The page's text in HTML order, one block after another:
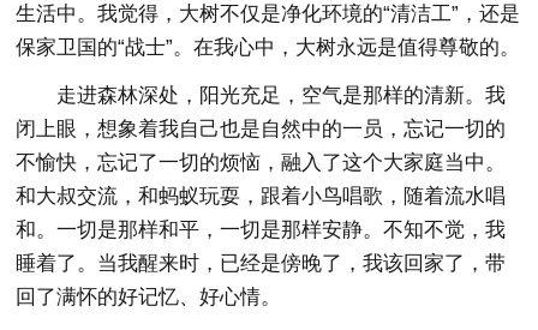
生活中。我觉得，大树不仅是净化环境的“清洁工”，还是
保家卫国的“战士”。在我心中，大树永远是值得尊敬的。
走进森林深处，阳光充足，空气是那样的清新。我
闭上眼，想象着我自己也是自然中的一员，忘记一切的
不愉快，忘记了一切的烦恼，融入了这个大家庭当中。
和大叔交流，和蚂蚁玩耍，跟着小鸟唱歌，随着流水唱
和。一切是那样和平，一切是那样安静。不知不觉，我
睡着了。当我醒来时，已经是傍晚了，我该回家了，带
回了满怀的好记忆、好心情。